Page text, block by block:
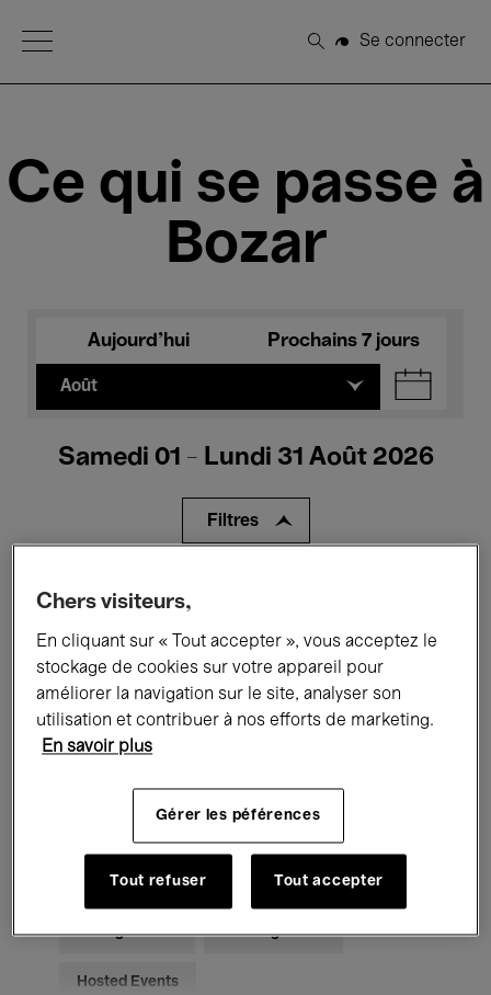
Open Menu
Rechercher
Se connecter
Ce qui se passe à
Bozar
Aujourd'hui Prochains 7 jours
Août
Samedi 01 - Lundi 31 Août 2026
Filtres
Tous les événements
Expositions Films Performances
Rencontres & Débats Jazz
Musique classique
Musique électronique
Pour tous Kids’ Palace
Enseignement Visites guidées
Hosted Events
Chers visiteurs,
En cliquant sur « Tout accepter », vous acceptez le
stockage de cookies sur votre appareil pour
améliorer la navigation sur le site, analyser son
utilisation et contribuer à nos efforts de marketing.
En savoir plus
Gérer les péférences
Tout refuser Tout accepter